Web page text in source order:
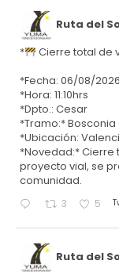
Ruta del
* Cierre total de
*Fecha: 06/08/
*Hora: 11:10hrs
*Dpto.: Cesar
*Tramo:*
*Ubicación:
*Novedad:* Cierre
proyecto vial, se
comunidad.
3 5
Ruta del